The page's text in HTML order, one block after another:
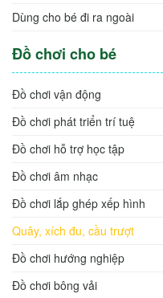
Dùng cho bé đi ra ngoài
Đồ chơi cho bé
Đồ chơi vận động
Đồ chơi phát triển trí tuệ
Đồ chơi hỗ trợ học tập
Đồ chơi âm nhạc
Đồ chơi lắp ghép xếp hình
Quây, xích đu, cầu trượt
Đồ chơi hướng nghiệp
Đồ chơi bông vải